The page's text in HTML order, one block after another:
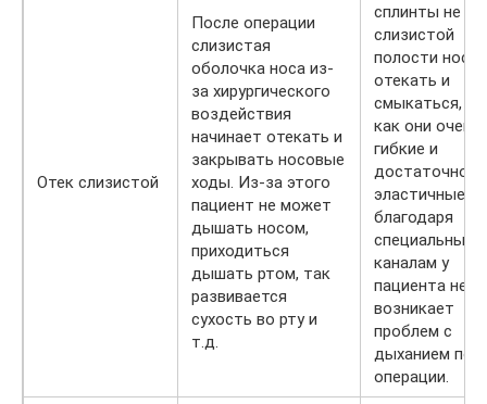
Отек слизистой
После операции
слизистая
оболочка носа из-
за хирургического
воздействия
начинает отекать и
закрывать носовые
ходы. Из-за этого
пациент не может
дышать носом,
приходиться
дышать ртом, так
развивается
сухость во рту и
т.д.
сплинты не
слизистой
полости носа
отекать и
смыкаться,
как они очень
гибкие и
достаточно
эластичные. А
благодаря
специальным
каналам у
пациента не
возникает
проблем с
дыханием
операции.